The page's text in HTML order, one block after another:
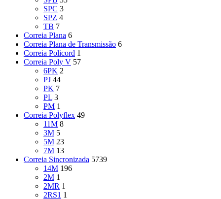
SPC 3
SPZ 4
TB 7
Correia Plana 6
Correia Plana de Transmissão 6
Correia Policord 1
Correia Poly V 57
6PK 2
PJ 44
PK 7
PL 3
PM 1
Correia Polyflex 49
11M 8
3M 5
5M 23
7M 13
Correia Sincronizada 5739
14M 196
2M 1
2MR 1
2RS1 1